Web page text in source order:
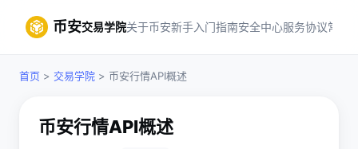
币安交易学院关于币安新手入门指南安全中心服务协议常见
首页 > 交易学院 > 币安行情API概述
币安行情API概述